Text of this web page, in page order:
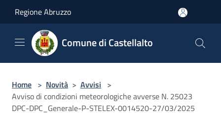
Regione Abruzzo
Comune di Castellalto
Home > Novità > Avvisi >
Avviso di condizioni meteorologiche avverse N. 25023
DPC-DPC_Generale-P-STELEX-0014520-27/03/2025